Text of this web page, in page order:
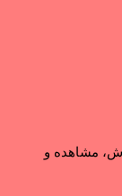
مشاهده و